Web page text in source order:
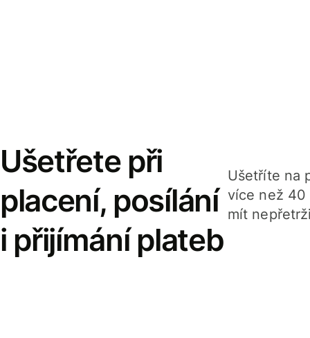
Ušetřete při
placení, posílání
i přijímání plateb
Ušetříte na
více než 40
mít